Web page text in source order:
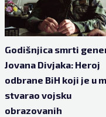
Godišnjica smrti
Jovana Divjaka: Heroj
odbrane BiH koji je u
stvarao vojsku
obrazovanih